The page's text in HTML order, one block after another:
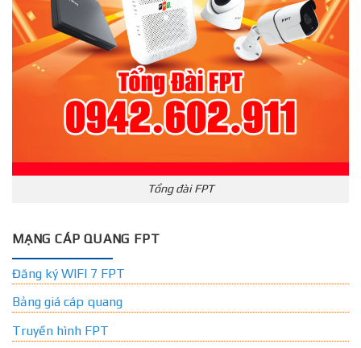
Tổng đài FPT
MẠNG CÁP QUANG FPT
Đăng ký WIFI 7 FPT
Bảng giá cáp quang
Truyền hình FPT